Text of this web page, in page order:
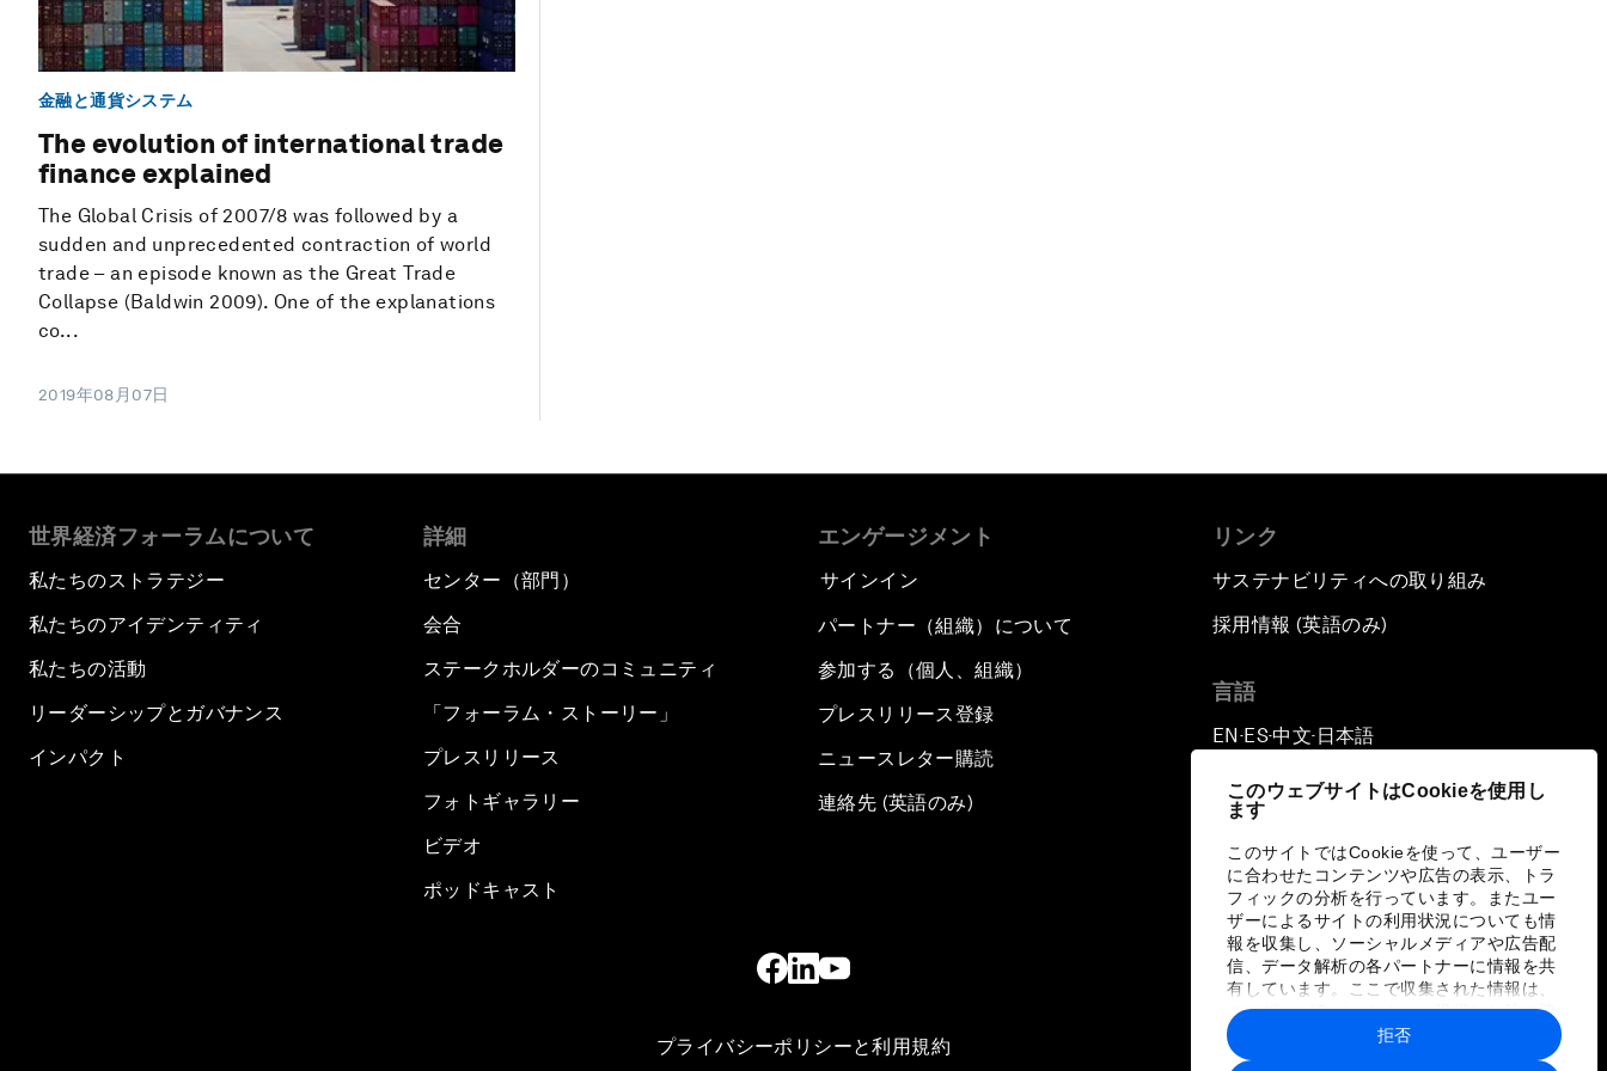
このウェブサイトはCookieを使用し
ます
このサイトではCookieを使って、ユーザー
に合わせたコンテンツや広告の表示、トラ
フィックの分析を行っています。またユー
ザーによるサイトの利用状況についても情
報を収集し、ソーシャルメディアや広告配
信、データ解析の各パートナーに情報を共
有しています。ここで収集された情報は、
ユーザーが各パートナーに提供した他の情
報や各パートナーのサービスを使用した際
に収集された情報と組み合わされ、各パー
拒否
金融と通貨システム
The evolution of international trade
finance explained
The Global Crisis of 2007/8 was followed by a
sudden and unprecedented contraction of world
trade – an episode known as the Great Trade
Collapse (Baldwin 2009). One of the explanations
co...
2019年08月07日
世界経済フォーラムについて
私たちのストラテジー
私たちのアイデンティティ
私たちの活動
リーダーシップとガバナンス
インパクト
詳細
センター（部門）
会合
ステークホルダーのコミュニティ
「フォーラム・ストーリー」
プレスリリース
フォトギャラリー
ビデオ
ポッドキャスト
エンゲージメント
サインイン
パートナー（組織）について
参加する（個人、組織）
プレスリリース登録
ニュースレター購読
連絡先 (英語のみ)
リンク
サステナビリティへの取り組み
採用情報 (英語のみ)
言語
EN ▪ ES▪中文▪ 日本語
プライバシーポリシーと利用規約